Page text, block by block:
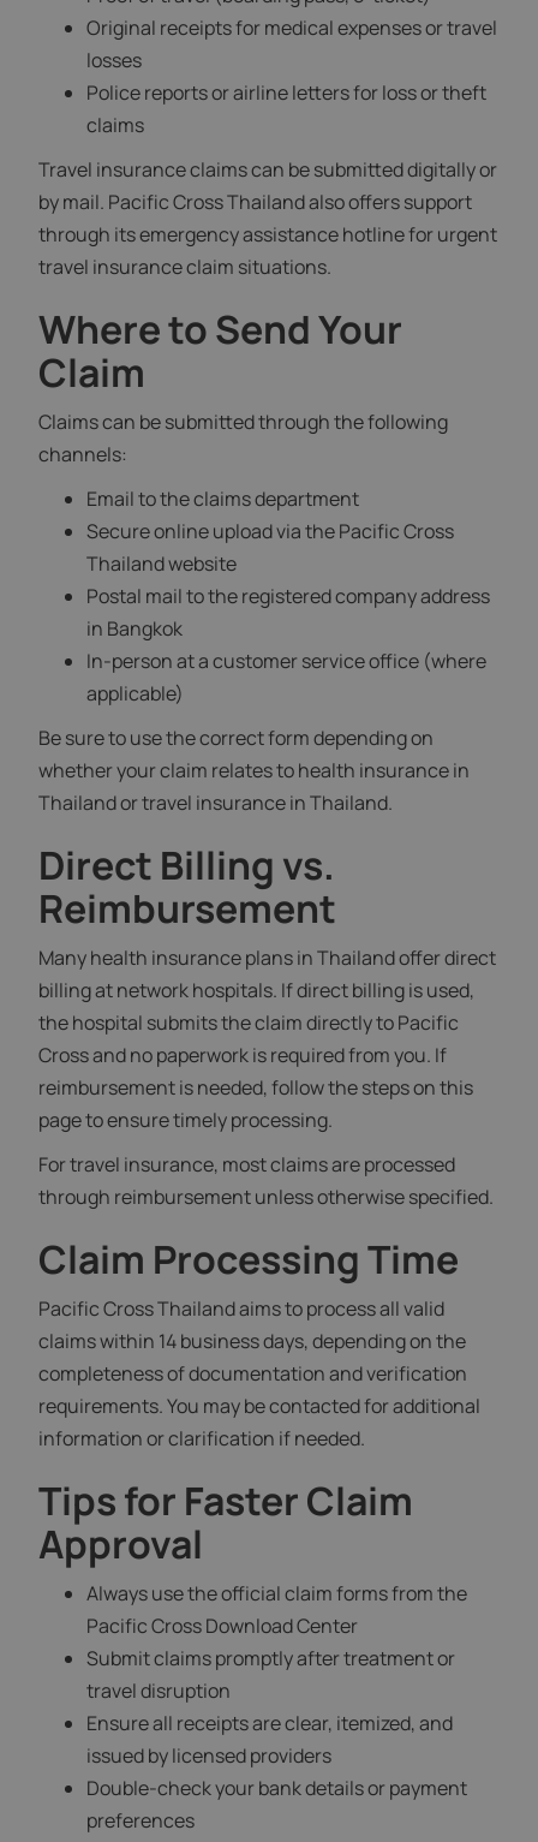
Original receipts for medical expenses or travel
losses
Police reports or airline letters for loss or theft
claims
Travel insurance claims can be submitted digitally or
by mail. Pacific Cross Thailand also offers support
through its emergency assistance hotline for urgent
travel insurance claim situations.
Where to Send Your
Claim
Claims can be submitted through the following
channels:
Email to the claims department
Secure online upload via the Pacific Cross
Thailand website
Postal mail to the registered company address
in Bangkok
In-person at a customer service office (where
applicable)
Be sure to use the correct form depending on
whether your claim relates to health insurance in
Thailand or travel insurance in Thailand.
Direct Billing vs.
Reimbursement
Many health insurance plans in Thailand offer direct
billing at network hospitals. If direct billing is used,
the hospital submits the claim directly to Pacific
Cross and no paperwork is required from you. If
reimbursement is needed, follow the steps on this
page to ensure timely processing.
For travel insurance, most claims are processed
through reimbursement unless otherwise specified.
Claim Processing Time
Pacific Cross Thailand aims to process all valid
claims within 14 business days, depending on the
completeness of documentation and verification
requirements. You may be contacted for additional
information or clarification if needed.
Tips for Faster Claim
Approval
Always use the official claim forms from the
Pacific Cross Download Center
Submit claims promptly after treatment or
travel disruption
Ensure all receipts are clear, itemized, and
issued by licensed providers
Double-check your bank details or payment
preferences